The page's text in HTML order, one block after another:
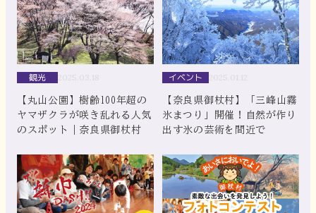
観光
【丸山公園】樹齢100年超の
ヤマザクラが咲き乱れる人気
のスポット｜奈良県御杖村
イベント
【奈良県御杖村】「三峰山霧
氷まつり」開催！自然が作り
出す氷の芸術を間近で